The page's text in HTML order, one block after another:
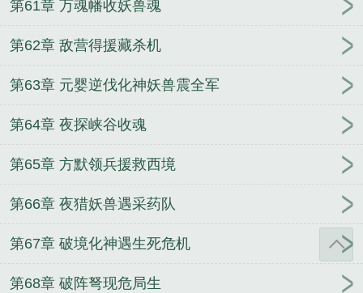
第61章 万魂幡收妖兽魂
第62章 敌营得援藏杀机
第63章 元婴逆伐化神妖兽震全军
第64章 夜探峡谷收魂
第65章 方默领兵援救西境
第66章 夜猎妖兽遇采药队
第67章 破境化神遇生死危机
第68章 破阵弩现危局生